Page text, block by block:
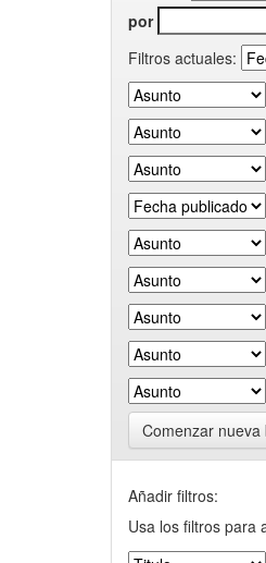
por
Filtros actuales:
Comenzar nueva
Añadir filtros:
Usa los filtros para